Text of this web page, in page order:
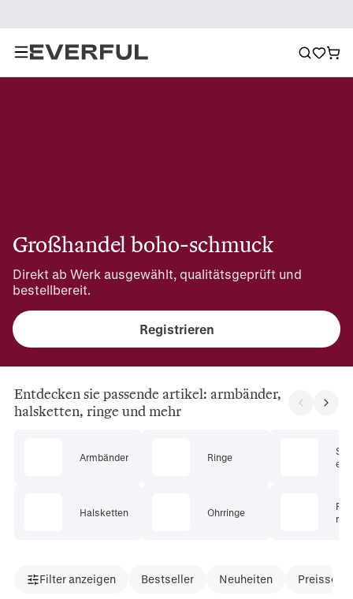
Großhandel boho-schmuck
Direkt ab Werk ausgewählt, qualitätsgeprüft und
bestellbereit.
Registrieren
Entdecken sie passende artikel: armbänder,
halsketten, ringe und mehr
Armbänder
Halsketten
Ringe
Ohrringe
ets
Filter anzeigen Bestseller Neuheiten